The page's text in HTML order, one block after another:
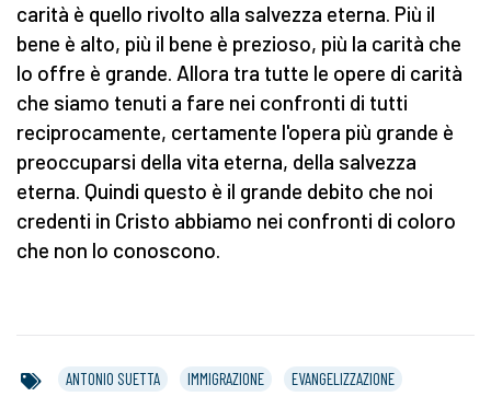
carità è quello rivolto alla salvezza eterna. Più il
bene è alto, più il bene è prezioso, più la carità che
lo offre è grande. Allora tra tutte le opere di carità
che siamo tenuti a fare nei confronti di tutti
reciprocamente, certamente l'opera più grande è
preoccuparsi della vita eterna, della salvezza
eterna. Quindi questo è il grande debito che noi
credenti in Cristo abbiamo nei confronti di coloro
che non lo conoscono.
ANTONIO SUETTA IMMIGRAZIONE EVANGELIZZAZIONE